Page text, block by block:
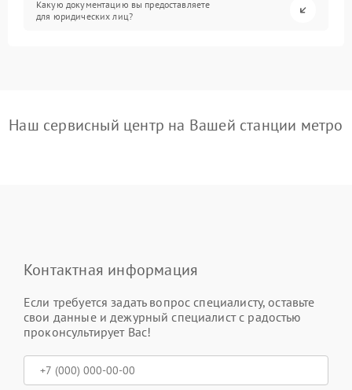
Какую документацию вы предоставляете
для юридических лиц?
Наш сервисный центр на Вашей станции метро
Контактная информация
Если требуется задать вопрос специалисту, оставьте
свои данные и дежурный специалист с радостью
проконсультирует Вас!